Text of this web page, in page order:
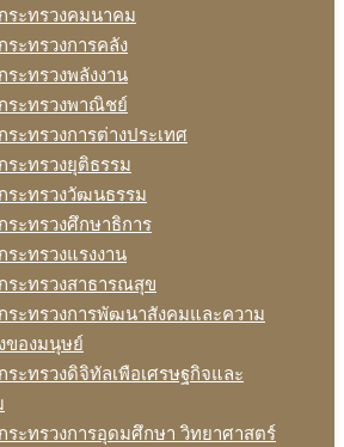
กระทรวงคมนาคม
กระทรวงการคลัง
กระทรวงพลังงาน
กระทรวงพาณิชย์
กระทรวงการต่างประเทศ
กระทรวงยุติธรรม
กระทรวงวัฒนธรรม
กระทรวงศึกษาธิการ
กระทรวงแรงงาน
กระทรวงสาธารณสุข
กระทรวงการพัฒนาสังคมและความ
ของมนุษย์
กระทรวงดิจิทัลเพือเศรษฐกิจและ
กระทรวงการอุดมศึกษา วิทยาศาสตร์